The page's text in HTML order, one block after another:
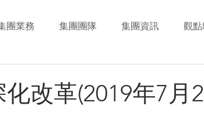
團業務 集團團隊 集團資訊 觀
改革(2019年7月